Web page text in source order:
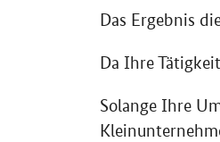
Das Ergebnis
Da Ihre
Solange Ihre